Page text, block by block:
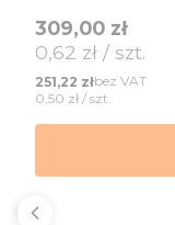
Cena
309,00 zł
Cena
0,62 zł / szt.
Cena
251,22 złbez VAT
Cena jednostkowa
0,50 zł / szt.